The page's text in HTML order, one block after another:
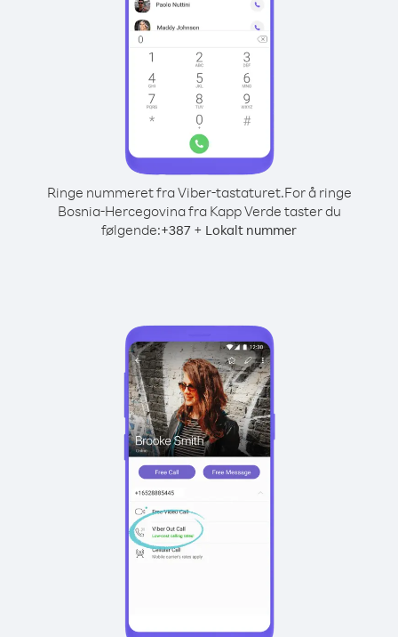
Ringe nummeret fra Viber-tastaturet.For å ringe
Bosnia-Hercegovina fra Kapp Verde taster du
følgende:+387 + Lokalt nummer